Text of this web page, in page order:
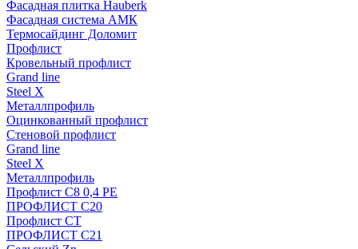
Фасадная плитка Hauberk
Фасадная система АМК
Термосайдинг Доломит
Профлист
Кровельный профлист
Grand line
Steel X
Металлпрофиль
Оцинкованный профлист
Стеновой профлист
Grand line
Steel X
Металлпрофиль
Профлист С8 0,4 РЕ
ПРОФЛИСТ С20
Профлист СТ
ПРОФЛИСТ С21